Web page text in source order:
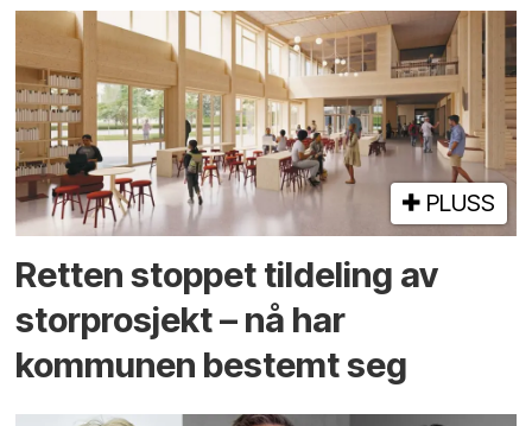
PLUSS
Retten stoppet tildeling av
storprosjekt – nå har
kommunen bestemt seg